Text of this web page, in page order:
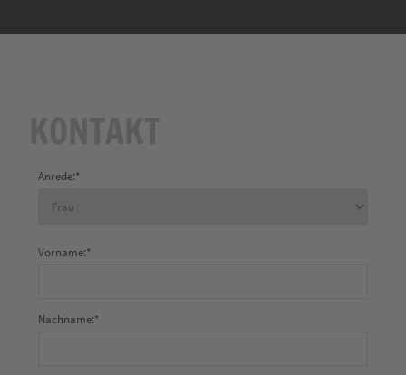
Anrede:*
Vorname:*
Nachname:*